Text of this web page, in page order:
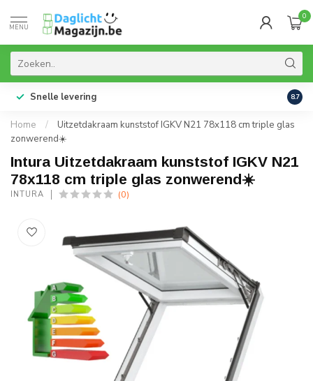
MENU
0
Snelle levering 99%
8.7
Home /
Uitzetdakraam kunststof IGKV N21 78x118 cm triple glas
zonwerend☀️
Intura Uitzetdakraam kunststof IGKV N21
78x118 cm triple glas zonwerend☀️
INTURA (0)